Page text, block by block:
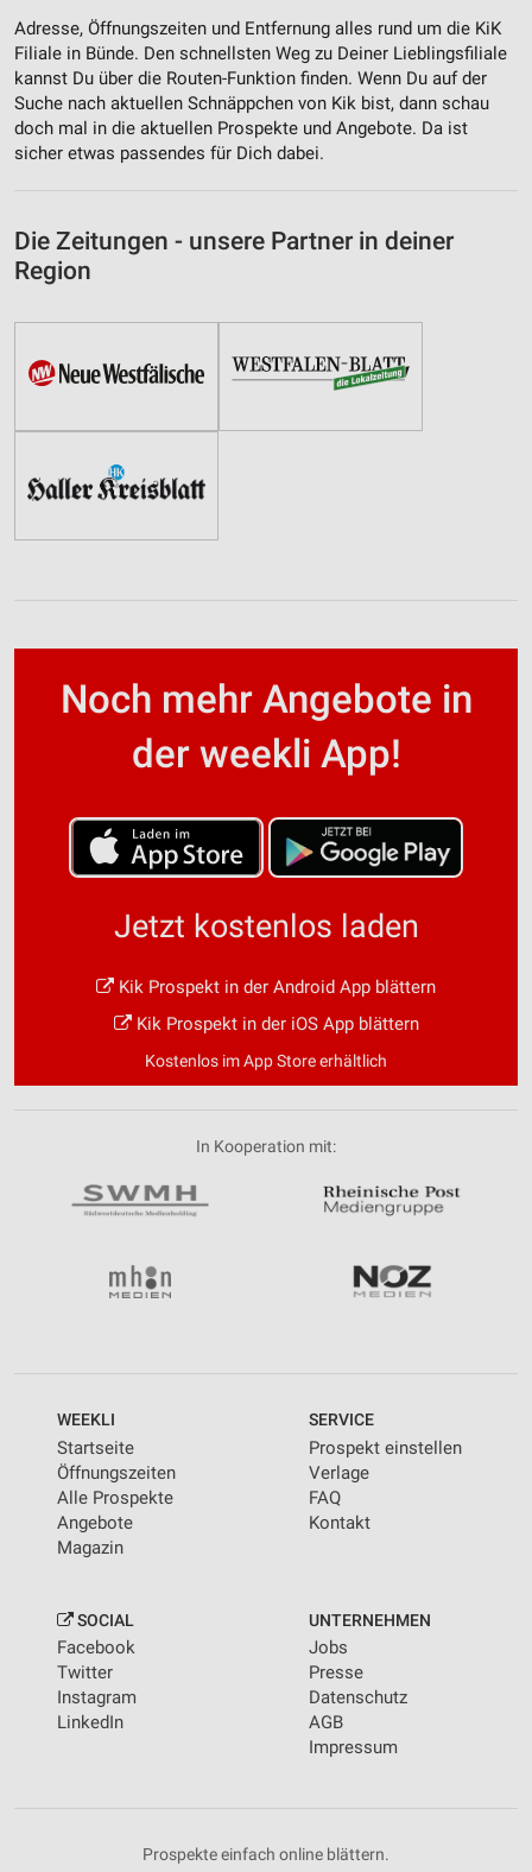
Adresse, Öffnungszeiten und Entfernung alles rund um die KiK
Filiale in Bünde. Den schnellsten Weg zu Deiner Lieblingsfiliale
kannst Du über die Routen-Funktion finden. Wenn Du auf der
Suche nach aktuellen Schnäppchen von Kik bist, dann schau
doch mal in die aktuellen Prospekte und Angebote. Da ist
sicher etwas passendes für Dich dabei.
Die Zeitungen - unsere Partner in deiner
Region
Noch mehr Angebote in
der weekli App!
Jetzt kostenlos laden
Kik Prospekt in der Android App blättern
Kik Prospekt in der iOS App blättern
Kostenlos im App Store erhältlich
In Kooperation mit:
WEEKLI
Startseite
Öffnungszeiten
Alle Prospekte
Angebote
Magazin
SERVICE
Prospekt einstellen
Verlage
FAQ
Kontakt
SOCIAL
Facebook
Twitter
Instagram
LinkedIn
UNTERNEHMEN
Jobs
Presse
Datenschutz
AGB
Impressum
Prospekte einfach online blättern.